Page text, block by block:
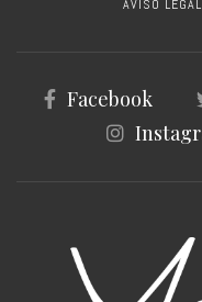
AVISO LEGAL
Facebook